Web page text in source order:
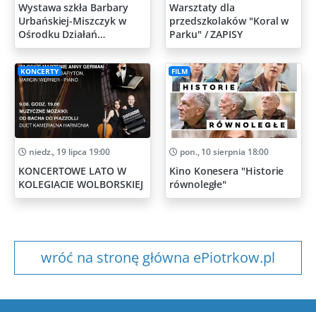
Wystawa szkła Barbary
Urbańskiej-Miszczyk w
Ośrodku Działań
Artystycznych
Warsztaty dla
przedszkolaków "Koral w
Parku" / ZAPISY
KONCERTY
niedz., 19 lipca 19:00
KONCERTOWE LATO W
KOLEGIACIE WOLBORSKIEJ
FILM
pon., 10 sierpnia 18:00
Kino Konesera "Historie
równoległe"
wróć na stronę główna ePiotrkow.pl